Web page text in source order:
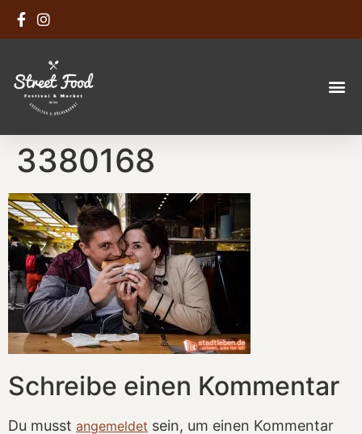
3380168
Schreibe einen Kommentar
Du musst angemeldet sein, um einen Kommentar